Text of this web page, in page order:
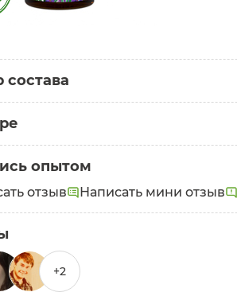
состава
Lavender essential oil
опытом
отзыв Написать мини отзыв
+2